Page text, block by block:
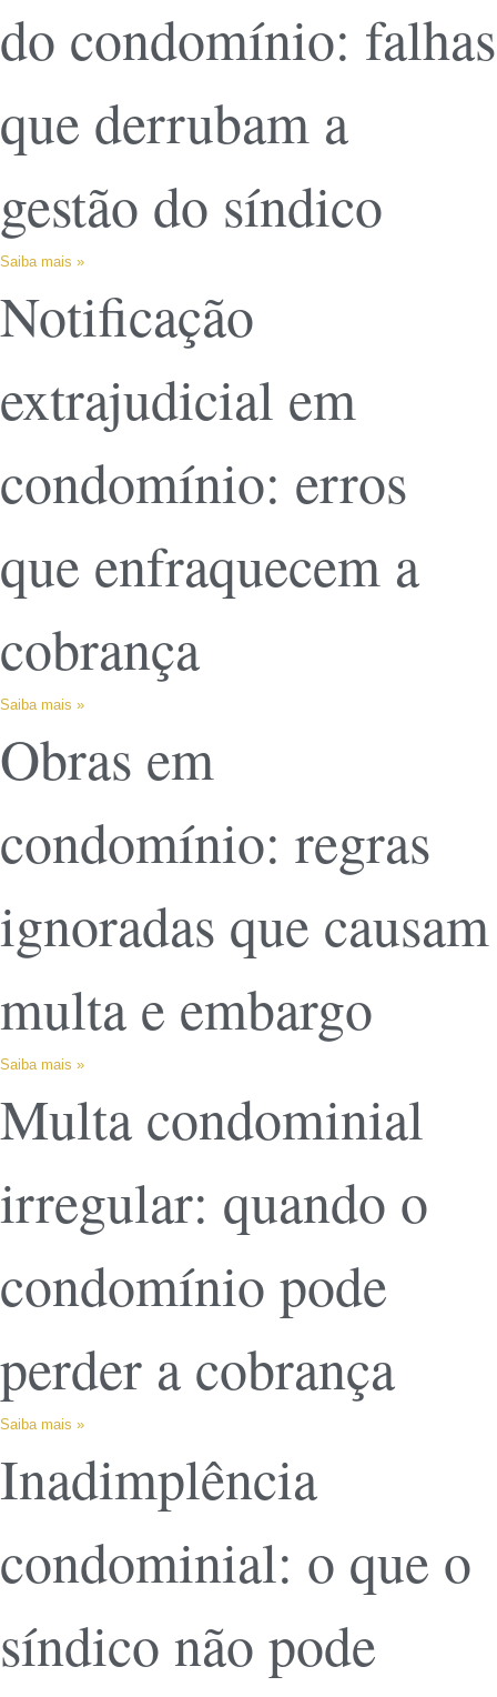
do condomínio: falhas
que derrubam a
gestão do síndico
Saiba mais »
Notificação
extrajudicial em
condomínio: erros
que enfraquecem a
cobrança
Saiba mais »
Obras em
condomínio: regras
ignoradas que causam
multa e embargo
Saiba mais »
Multa condominial
irregular: quando o
condomínio pode
perder a cobrança
Saiba mais »
Inadimplência
condominial: o que o
síndico não pode